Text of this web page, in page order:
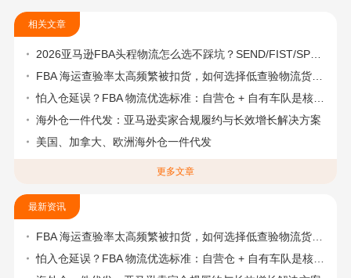
相关文章
2026亚马逊FBA头程物流怎么选不踩坑？SEND/FIST/SPN官方认证物流商，只有这家敢承诺“准达率第一”
FBA 海运查验率太高频繁被扣货，如何选择低查验物流货代？
怕入仓延误？FBA 物流优选标准：自营仓 + 自有车队是核心硬指标
海外仓一件代发：亚马逊卖家合规履约与长效增长解决方案
美国、加拿大、欧洲海外仓一件代发
更多文章
最新资讯
FBA 海运查验率太高频繁被扣货，如何选择低查验物流货代？
怕入仓延误？FBA 物流优选标准：自营仓 + 自有车队是核心硬指标